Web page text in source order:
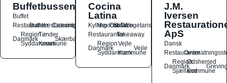
Buffetbussen
Buffet
Restauranter
Buffetrestauranter
Catering
Danmark
Region
Syddanmark
Tønder
Kommune
Skærbæk
Cocina
Latina
Kylling
Mexicansk
OstSalat
TacoVegetarisk
RestauranterTakeaway
Danmark
Region
Syddanmark
Vejle
Kommune
Vejle
J.M.
Iversen
ApS
Dansk
Restauranter
Danmark
Region
Sjælland
Odsherred
Kommune